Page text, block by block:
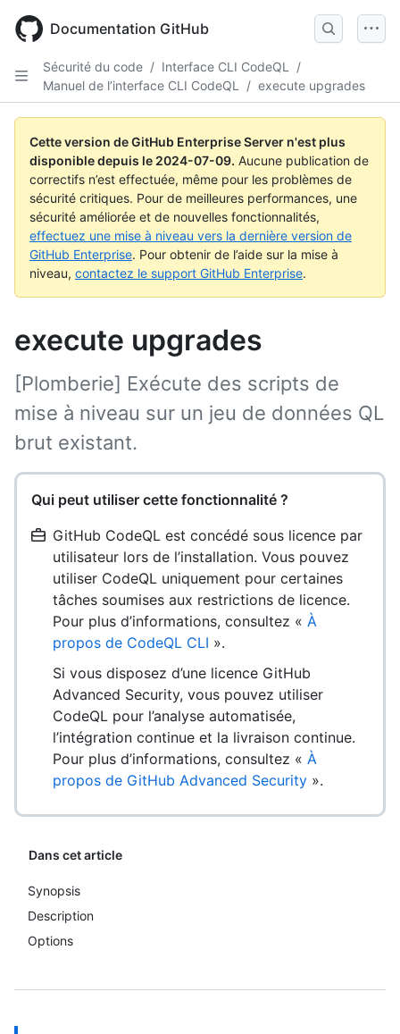
main
Documentation GitHub
Sécurité du code / Interface CLI CodeQL
/
Manuel de l’interface CLI CodeQL
/ execute upgrades
Cette version de GitHub Enterprise Server n'est plus
disponible depuis le 2024-07-09. Aucune publication de
correctifs n’est effectuée, même pour les problèmes de
sécurité critiques. Pour de meilleures performances, une
sécurité améliorée et de nouvelles fonctionnalités,
effectuez une mise à niveau vers la dernière version de
GitHub Enterprise. Pour obtenir de l’aide sur la mise à
niveau, contactez le support GitHub Enterprise.
execute upgrades
[Plomberie] Exécute des scripts de
mise à niveau sur un jeu de données QL
brut existant.
Qui peut utiliser cette fonctionnalité ?
GitHub CodeQL est concédé sous licence par
utilisateur lors de l’installation. Vous pouvez
utiliser CodeQL uniquement pour certaines
tâches soumises aux restrictions de licence.
Pour plus d’informations, consultez « À
propos de CodeQL CLI ».
Si vous disposez d’une licence GitHub
Advanced Security, vous pouvez utiliser
CodeQL pour l’analyse automatisée,
l’intégration continue et la livraison continue.
Pour plus d’informations, consultez « À
propos de GitHub Advanced Security ».
Dans cet article
Synopsis
Description
Options